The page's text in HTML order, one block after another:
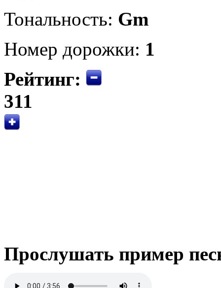
Тональность: Gm
Номер дорожки: 1
Рейтинг:
311
Прослушать пример